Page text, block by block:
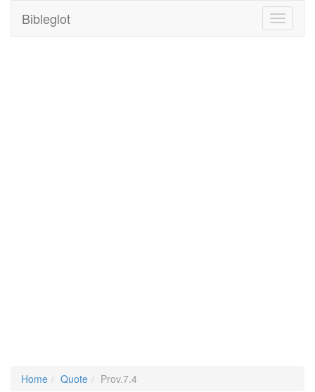
Toggle
Bibleglot
Home Quote Prov.7.4